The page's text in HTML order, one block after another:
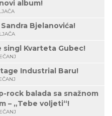
album!
Bjelanovića!
singl Kvarteta Gubec!
Industrial Baru!
rock balada sa snažnom
– „Tebe voljeti“!